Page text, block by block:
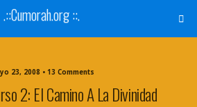
.::Cumorah.org ::.
23, 2008 • 13 Comments
2: El Camino A La Divinidad